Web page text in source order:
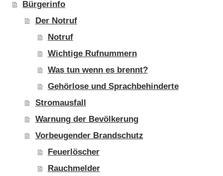
Bürgerinfo
Der Notruf
Notruf
Wichtige Rufnummern
Was tun wenn es brennt?
Gehörlose und Sprachbehinderte
Stromausfall
Warnung der Bevölkerung
Vorbeugender Brandschutz
Feuerlöscher
Rauchmelder